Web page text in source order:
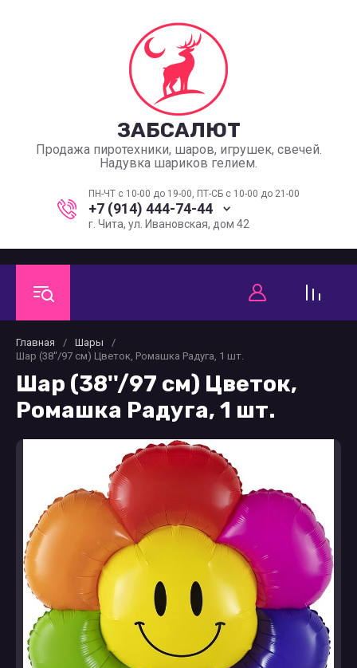
ЗАБСАЛЮТ
Продажа пиротехники, шаров, игрушек, свечей.
Надувка шариков гелием.
ПН-ЧТ с 10-00 до 19-00, ПТ-СБ с 10-00 до 21-00
+7 (914) 444-74-44
г. Чита, ул. Ивановская, дом 42
Главная / Шары
/
Шар (38''/97 см) Цветок, Ромашка Радуга, 1 шт.
Шар (38''/97 см) Цветок,
Ромашка Радуга, 1 шт.